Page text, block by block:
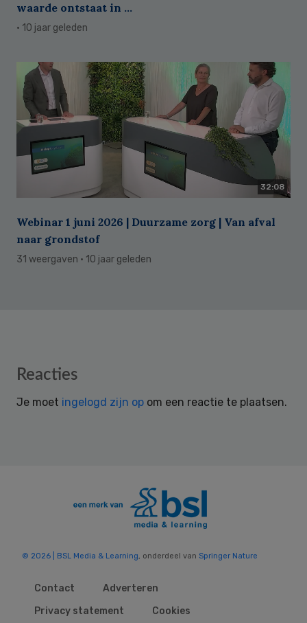
waarde ontstaat in ...
· 10 jaar geleden
32:08
Webinar 1 juni 2026 | Duurzame zorg | Van afval
naar grondstof
31 weergaven · 10 jaar geleden
Reader
Reacties
Je moet ingelogd zijn op om een reactie te plaatsen.
© 2026 | BSL Media & Learning, onderdeel van Springer Nature
Contact
Adverteren
Privacy statement
Cookies